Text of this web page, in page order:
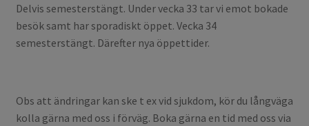
Delvis semesterstängt. Under vecka 33 tar vi emot bokade
besök samt har sporadiskt öppet. Vecka 34
semesterstängt. Därefter nya öppettider.
Obs att ändringar kan ske t ex vid sjukdom, kör du långväga
kolla gärna med oss i förväg. Boka gärna en tid med oss via